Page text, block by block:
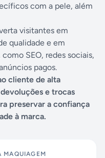
com a pele, além
visitantes em
qualidade e em
SEO, redes sociais,
pagos.
cliente de alta
e trocas
preservar a confiança
à marca.
MAQUIAGEM